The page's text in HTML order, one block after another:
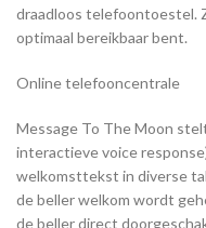
draadloos telefoontoestel.
optimaal bereikbaar bent.
Online telefooncentrale
Message To The Moon
interactieve voice
welkomsttekst in diverse
de beller welkom wordt
de beller direct